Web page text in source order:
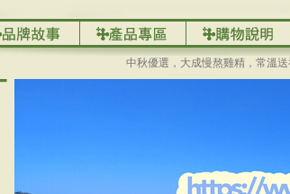
中秋優選，大成慢熬雞精，常溫送禮